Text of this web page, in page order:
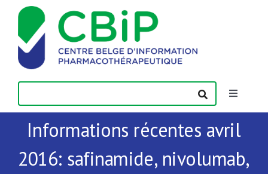
Passer
contenu
Toggle
Actualités
Publications
Informations récentes avril
2016: safinamide, nivolumab,